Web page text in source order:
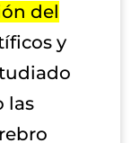
del
y
las